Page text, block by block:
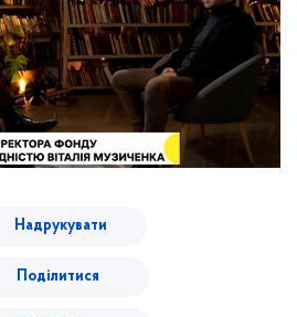
Надрукувати
Поділитися